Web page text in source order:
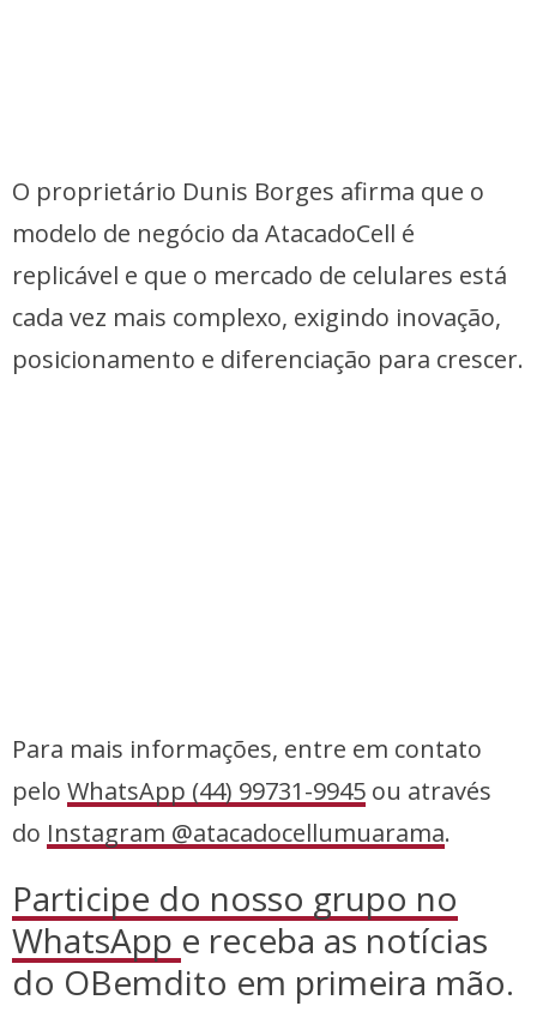
O proprietário Dunis Borges afirma que o
modelo de negócio da AtacadoCell é
replicável e que o mercado de celulares está
cada vez mais complexo, exigindo inovação,
posicionamento e diferenciação para crescer.
Para mais informações, entre em contato
pelo WhatsApp (44) 99731-9945 ou através
do Instagram @atacadocellumuarama.
Participe do nosso grupo no
WhatsApp e receba as notícias
do OBemdito em primeira mão.